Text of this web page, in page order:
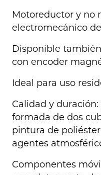
Motoreductor y no
electromecánico
Disponible
con encoder
Ideal para uso
Calidad y
formada de dos
pintura de
agentes
Componentes